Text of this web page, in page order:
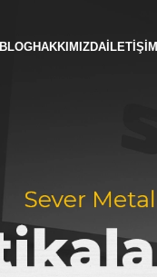
BLOGHAKKIMIZDA İLETIŞIM